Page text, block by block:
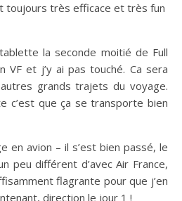
toujours très efficace et très fun
la seconde moitié de Full
VF et j’y ai pas touché. Ca sera
grands trajets du voyage.
c’est que ça se transporte bien
en avion – il s’est bien passé, le
peu différent d’avec Air France,
flagrante pour que j’en
direction le jour 1 !